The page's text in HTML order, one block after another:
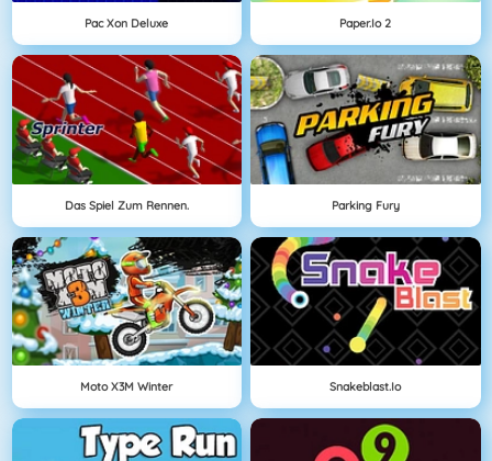
Pac Xon Deluxe Paper.io 2
Das Spiel Zum Rennen. Parking Fury
Moto X3M Winter Snakeblast.io